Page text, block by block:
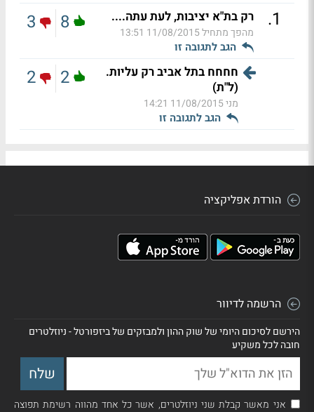
1
. רק בת"א יציבות, לעת עתה....
מהפך מתחיל11/08/2015 13:51
הגב לתגובה זו
8
3
חחחח בתל אביב רק עליות.
(ל"ת)
מני11/08/2015 14:21
הגב לתגובה זו
2
2
הורדת אפליקציה
הרשמה לדיוור
הירשם לסיכום היומי של שוק ההון ולמבזקים של ביזפורטל - ניוזלטרים
חובה לכל משקיע
אני מאשר קבלת שני ניוזלטרים, אשר כל אחד מהווה רשימת תפוצה